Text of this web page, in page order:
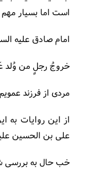
است اما بسیار
امام صادق علیه
خروجُ رجلٍ من وُلد
مردی از فرزند
از این روایات به
علی بن الحسین
خب حال به بررسی